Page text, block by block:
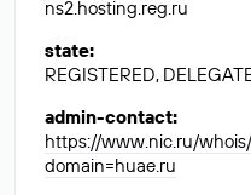
ns2.hosting.reg.ru
state:
REGISTERED,
admin-contact:
https://www.nic.ru/
domain=huae.ru